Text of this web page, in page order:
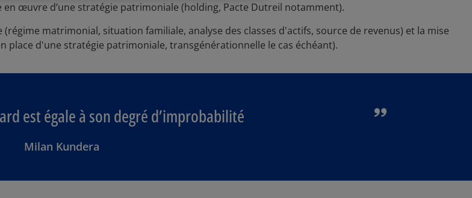
œuvre d’une stratégie patrimoniale (holding, Pacte Dutreil notamment).
matrimonial, situation familiale, analyse des classes d'actifs, source de revenus) et la mise
place d'une stratégie patrimoniale, transgénérationnelle le cas échéant).
est égale à son degré d’improbabilité
Milan Kundera